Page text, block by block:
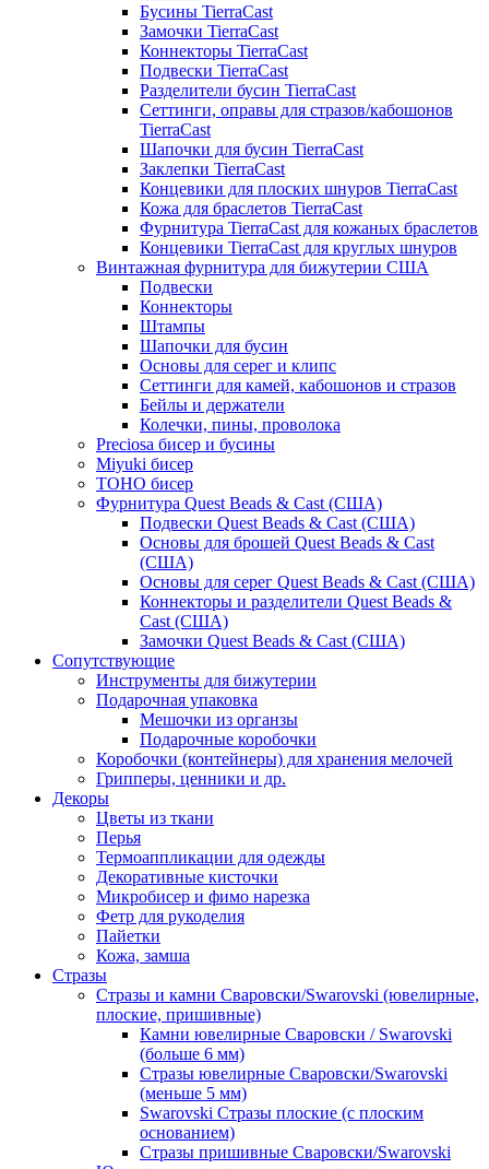
Бусины TierraCast
Замочки TierraCast
Коннекторы TierraCast
Подвески TierraCast
Разделители бусин TierraCast
Сеттинги, оправы для стразов/кабошонов
TierraCast
Шапочки для бусин TierraCast
Заклепки TierraCast
Концевики для плоских шнуров TierraCast
Кожа для браслетов TierraCast
Фурнитура TierraCast для кожаных браслетов
Концевики TierraCast для круглых шнуров
Винтажная фурнитура для бижутерии США
Подвески
Коннекторы
Штампы
Шапочки для бусин
Основы для серег и клипс
Сеттинги для камей, кабошонов и стразов
Бейлы и держатели
Колечки, пины, проволока
Preciosa бисер и бусины
Miyuki бисер
TOHO бисер
Фурнитура Quest Beads & Cast (США)
Подвески Quest Beads & Cast (США)
Основы для брошей Quest Beads & Cast
(США)
Основы для серег Quest Beads & Cast (США)
Коннекторы и разделители Quest Beads &
Cast (США)
Замочки Quest Beads & Cast (США)
Сопутствующие
Инструменты для бижутерии
Подарочная упаковка
Мешочки из органзы
Подарочные коробочки
Коробочки (контейнеры) для хранения мелочей
Грипперы, ценники и др.
Декоры
Цветы из ткани
Перья
Термоаппликации для одежды
Декоративные кисточки
Микробисер и фимо нарезка
Фетр для рукоделия
Пайетки
Кожа, замша
Стразы
Стразы и камни Сваровски/Swarovski (ювелирные,
плоские, пришивные)
Камни ювелирные Сваровски / Swarovski
(больше 6 мм)
Стразы ювелирные Сваровски/Swarovski
(меньше 5 мм)
Swarovski Стразы плоские (с плоским
основанием)
Стразы пришивные Сваровски/Swarovski